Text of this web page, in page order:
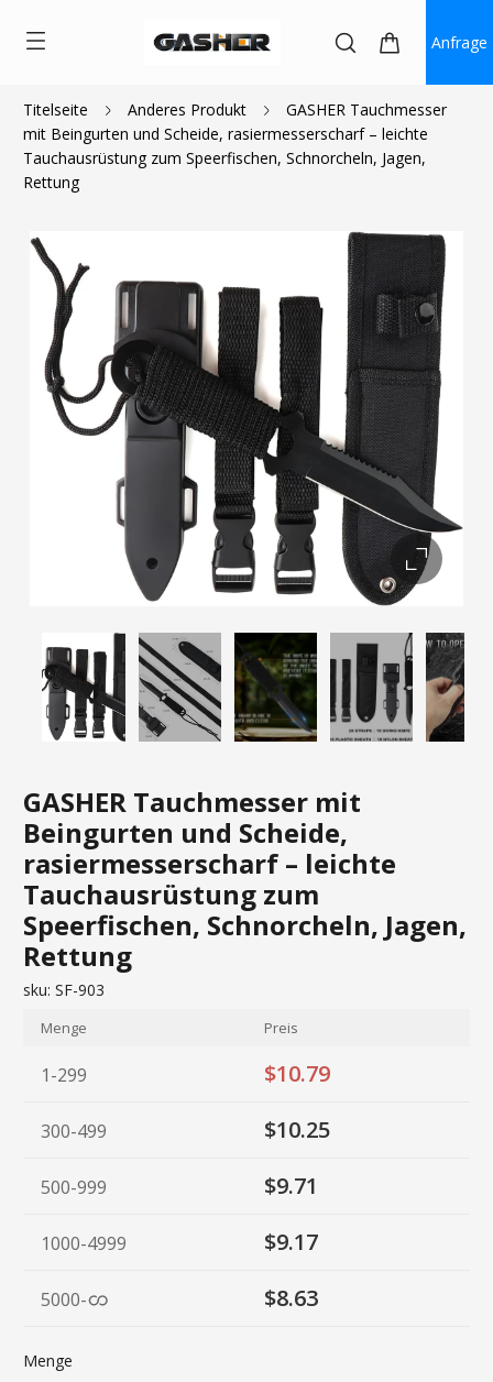
Anfrage
Titelseite Anderes Produkt
GASHER Tauchmesser
mit Beingurten und Scheide, rasiermesserscharf – leichte
Tauchausrüstung zum Speerfischen, Schnorcheln, Jagen,
Rettung
GASHER Tauchmesser mit
Beingurten und Scheide,
rasiermesserscharf – leichte
Tauchausrüstung zum
Speerfischen, Schnorcheln, Jagen,
Rettung
$11.99 $10.79
sku: SF-903
Menge Preis
1-299 $10.79
300-499 $10.25
500-999 $9.71
1000-4999 $9.17
5000- $8.63
Menge